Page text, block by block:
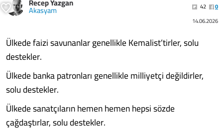
Akasyam 42
0
14.06.2026
Ülkede faizi savunanlar genellikle Kemalist’tirler, solu
destekler.
Ülkede banka patronları genellikle milliyetçi değildirler,
solu destekler.
Ülkede sanatçıların hemen hemen hepsi sözde
çağdaştırlar, solu destekler.